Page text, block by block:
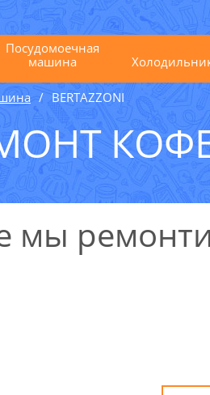
Посудомоечная
машина
BERTAZZONI
мы